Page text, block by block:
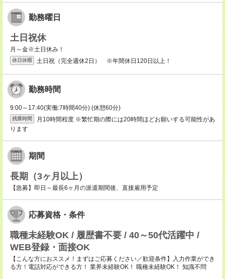
勤務曜日
土日祝休
月～金※土日休み！
休日休暇 土日祝（完全週休2日） ※年間休日120日以上！
勤務時間
9:00～17:40(実働:7時間40分) (休憩60分)
残業時間
月10時間程度 ※繁忙期の際には20時間ほどお願いする可能性があ
ります
期間
長期（3ヶ月以上）
【急募】即日～最長6ヶ月の派遣期間後、直接雇用予定
応募資格・条件
職種未経験OK / 履歴書不要 / 40～50代活躍中 /
WEB登録・面接OK
【こんな方におススメ！まずはご応募ください／歓迎条件】入力作業ができ
る方！電話対応ができる方！ 業界未経験OK！ 職種未経験OK！ 知識不問